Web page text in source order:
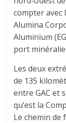
compter avec
Alumina
Aluminium
port
Les deux
de 135
entre GAC et
qu’est la
Le chemin de